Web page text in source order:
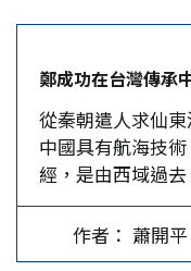
世界、(7)理論檢
為讀者介紹51篇
的軌跡。 本書還
如美國「全國婦
形象 台灣早期移
高壓統治，鄭成功
霖，加上明亡而
此時鄭打著反清復
之師。隨著時間
是開台英雄，其
說附會到他身上
籠絡閩台民眾人
鄭成功在台灣傳承
從秦朝遣人求仙
中國具有航海技
經，是由西域過
來。唐朝時，中
區。宋、元時期
港，超過義大利
作者： 蕭開平